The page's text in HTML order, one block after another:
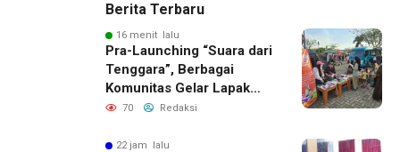
Berita Terbaru
16 menit lalu
Pra-Launching “Suara dari
Tenggara”, Berbagai
Komunitas Gelar Lapak
Baca di Bandara Bersujud
70 Redaksi
22 jam lalu